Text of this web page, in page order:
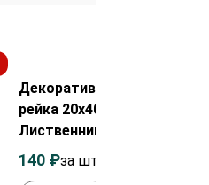
Декоративная деревянная
рейка 20х40х3000 мм
Лиственница, сорт AB
140 ₽за шт.